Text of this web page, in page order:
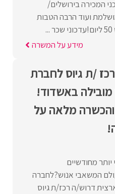
המכירה בירושלים/
ועוד הרבה הטבות
מידע על המשרה
/ת גיוס לחברת
באשדוד!
מלאה על
מחודשיים
המשאבי אנוש?לחברה
דרוש/ה רכז/ת גיוס